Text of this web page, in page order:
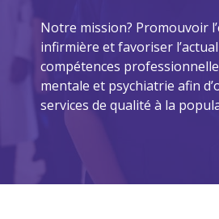
Notre mission? Promouvoir
infirmière et favoriser
compétences
mentale et psychiatrie afin
services de qualité à la